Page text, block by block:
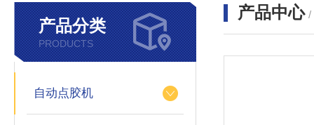
产品分类
PRODUCTS
自动点胶机
产品中心 /